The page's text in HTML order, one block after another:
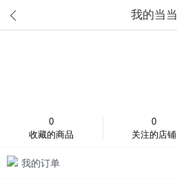
我的当当
0
收藏的商品
0
关注的店铺
我的订单